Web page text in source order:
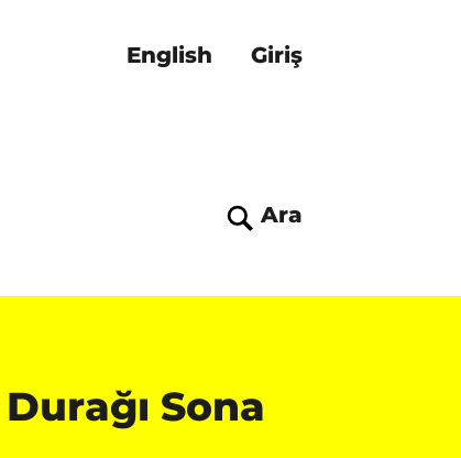
Giriş
English
Ara
Sona